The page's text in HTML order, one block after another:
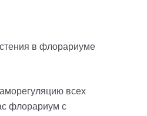
в флорариуме
всех
флорариум с